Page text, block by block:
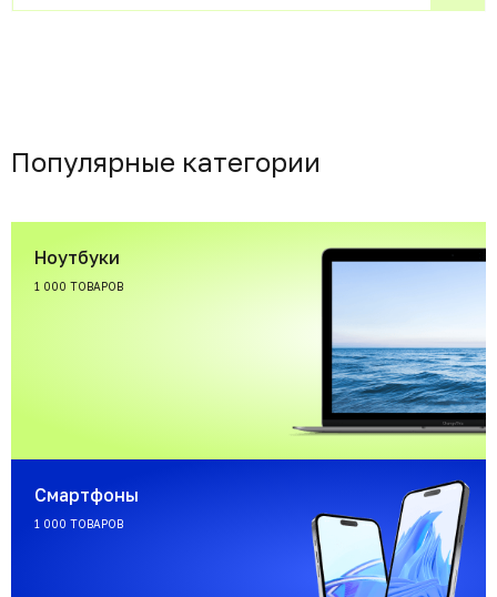
Популярные категории
Ноутбуки
1 000 ТОВАРОВ
Смартфоны
1 000 ТОВАРОВ